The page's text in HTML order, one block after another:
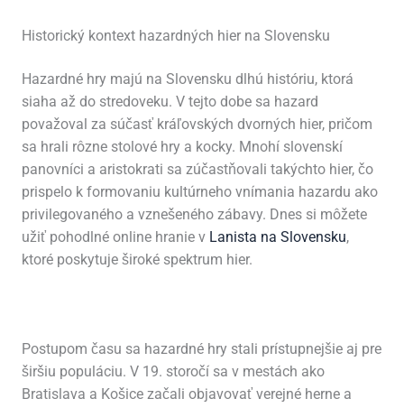
Historický kontext hazardných hier na Slovensku
Hazardné hry majú na Slovensku dlhú históriu, ktorá
siaha až do stredoveku. V tejto dobe sa hazard
považoval za súčasť kráľovských dvorných hier, pričom
sa hrali rôzne stolové hry a kocky. Mnohí slovenskí
panovníci a aristokrati sa zúčastňovali takýchto hier, čo
prispelo k formovaniu kultúrneho vnímania hazardu ako
privilegovaného a vznešeného zábavy. Dnes si môžete
užiť pohodlné online hranie v Lanista na Slovensku,
ktoré poskytuje široké spektrum hier.
Postupom času sa hazardné hry stali prístupnejšie aj pre
širšiu populáciu. V 19. storočí sa v mestách ako
Bratislava a Košice začali objavovať verejné herne a